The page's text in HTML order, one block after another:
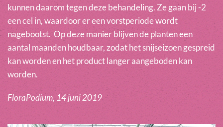
kunnen daarom tegen deze behandeling. Ze gaan bij -2
een cel in, waardoor er een vorstperiode wordt
nagebootst. Op deze manier blijven de planten een
aantal maanden houdbaar, zodat het snijseizoen gespreid
kan worden en het product langer aangeboden kan
worden.
FloraPodium, 14 juni 2019